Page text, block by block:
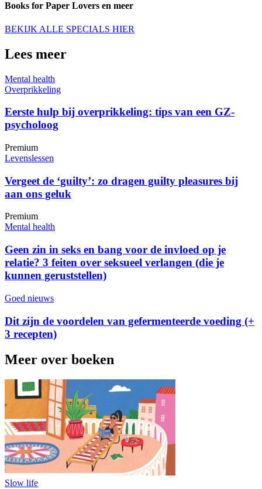
Books for Paper Lovers en meer
BEKIJK ALLE SPECIALS HIER
Lees meer
Mental health
Overprikkeling
Eerste hulp bij overprikkeling: tips van een GZ-
psycholoog
Premium
Levenslessen
Vergeet de ‘guilty’: zo dragen guilty pleasures bij
aan ons geluk
Premium
Mental health
Geen zin in seks en bang voor de invloed op je
relatie? 3 feiten over seksueel verlangen (die je
kunnen geruststellen)
Goed nieuws
Dit zijn de voordelen van gefermenteerde voeding (+
3 recepten)
Meer over boeken
Slow life